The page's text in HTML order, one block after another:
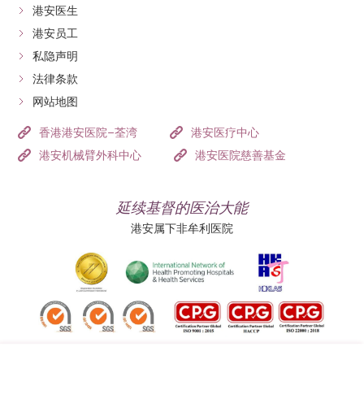
港安医生
港安员工
私隐声明
法律条款
网站地图
香港港安医院–荃湾
港安医疗中心
港安机械臂外科中心
港安医院慈善基金
延续基督的医治大能
港安属下非牟利医院